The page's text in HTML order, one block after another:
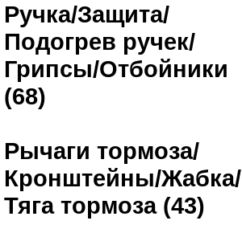
Ручка/Защита/
Подогрев ручек/
Грипсы/Отбойники
(68)
Рычаги тормоза/
Кронштейны/Жабка/
Тяга тормоза (43)